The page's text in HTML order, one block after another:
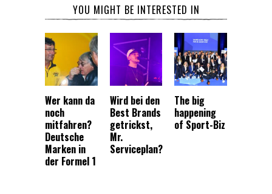
YOU MIGHT BE INTERESTED IN
Wer kann da
noch
mitfahren?
Deutsche
Marken in
der Formel 1
Wird bei den
Best Brands
getrickst,
Mr.
Serviceplan?
The big
happening
of Sport-Biz